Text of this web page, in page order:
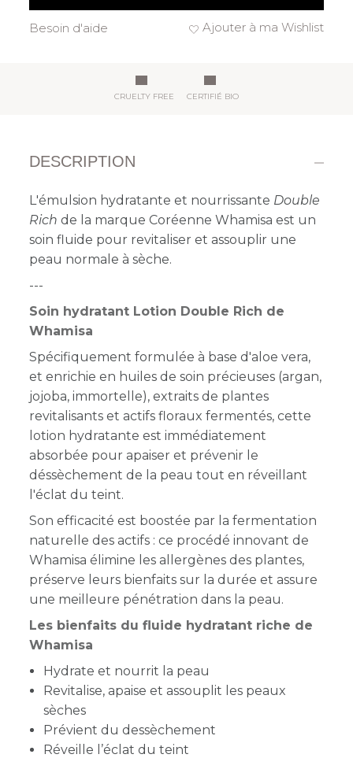
Ajouter à ma Wishlist
Besoin d'aide
CRUELTY FREE CERTIFIÉ BIO
DESCRIPTION
L'émulsion hydratante et nourrissante Double
Rich de la marque Coréenne Whamisa est un
soin fluide pour revitaliser et assouplir une
peau normale à sèche.
---
Soin hydratant Lotion Double Rich de
Whamisa
Spécifiquement formulée à base d'aloe vera,
et enrichie en huiles de soin précieuses (argan,
jojoba, immortelle), extraits de plantes
revitalisants et actifs floraux fermentés, cette
lotion hydratante est immédiatement
absorbée pour apaiser et prévenir le
déssèchement de la peau tout en réveillant
l'éclat du teint.
Son efficacité est boostée par la fermentation
naturelle des actifs : ce procédé innovant de
Whamisa élimine les allergènes des plantes,
préserve leurs bienfaits sur la durée et assure
une meilleure pénétration dans la peau.
Les bienfaits du fluide hydratant riche de
Whamisa
Hydrate et nourrit la peau
Revitalise, apaise et assouplit les peaux
sèches
Prévient du dessèchement
Réveille l’éclat du teint